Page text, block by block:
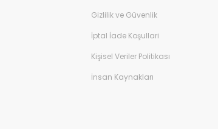
Gizlilik ve Güvenlik
İptal İade Koşullari
Kişisel Veriler Politikası
İnsan Kaynakları